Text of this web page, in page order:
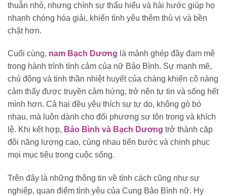
thuẫn nhỏ, nhưng chính sự thấu hiểu và hài hước giúp họ
nhanh chóng hóa giải, khiến tình yêu thêm thú vị và bền
chặt hơn.
Cuối cùng, nam Bạch Dương là mảnh ghép đầy đam mê
trong hành trình tình cảm của nữ Bảo Bình. Sự mạnh mẽ,
chủ động và tinh thần nhiệt huyết của chàng khiến cô nàng
cảm thấy được truyền cảm hứng, trở nên tự tin và sống hết
mình hơn. Cả hai đều yêu thích sự tự do, không gò bó
nhau, mà luôn dành cho đối phương sự tôn trọng và khích
lệ. Khi kết hợp, Bảo Bình và Bạch Dương trở thành cặp
đôi năng lượng cao, cùng nhau tiến bước và chinh phục
mọi mục tiêu trong cuộc sống.
Trên đây là những thông tin về tính cách cũng như sự
nghiệp, quan điểm tình yêu của Cung Bảo Bình nữ. Hy